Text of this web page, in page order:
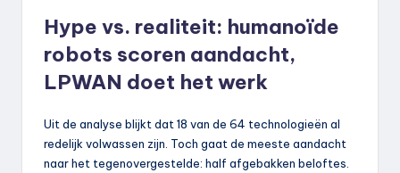
Hype vs. realiteit: humanoïde
robots scoren aandacht,
LPWAN doet het werk
Uit de analyse blijkt dat 18 van de 64 technologieën al
redelijk volwassen zijn. Toch gaat de meeste aandacht
naar het tegenovergestelde: half afgebakken beloftes.